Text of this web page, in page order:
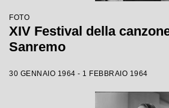
FOTO
XIV Festival della
Sanremo
30 GENNAIO 1964 - 1 FEBBRAIO 1964